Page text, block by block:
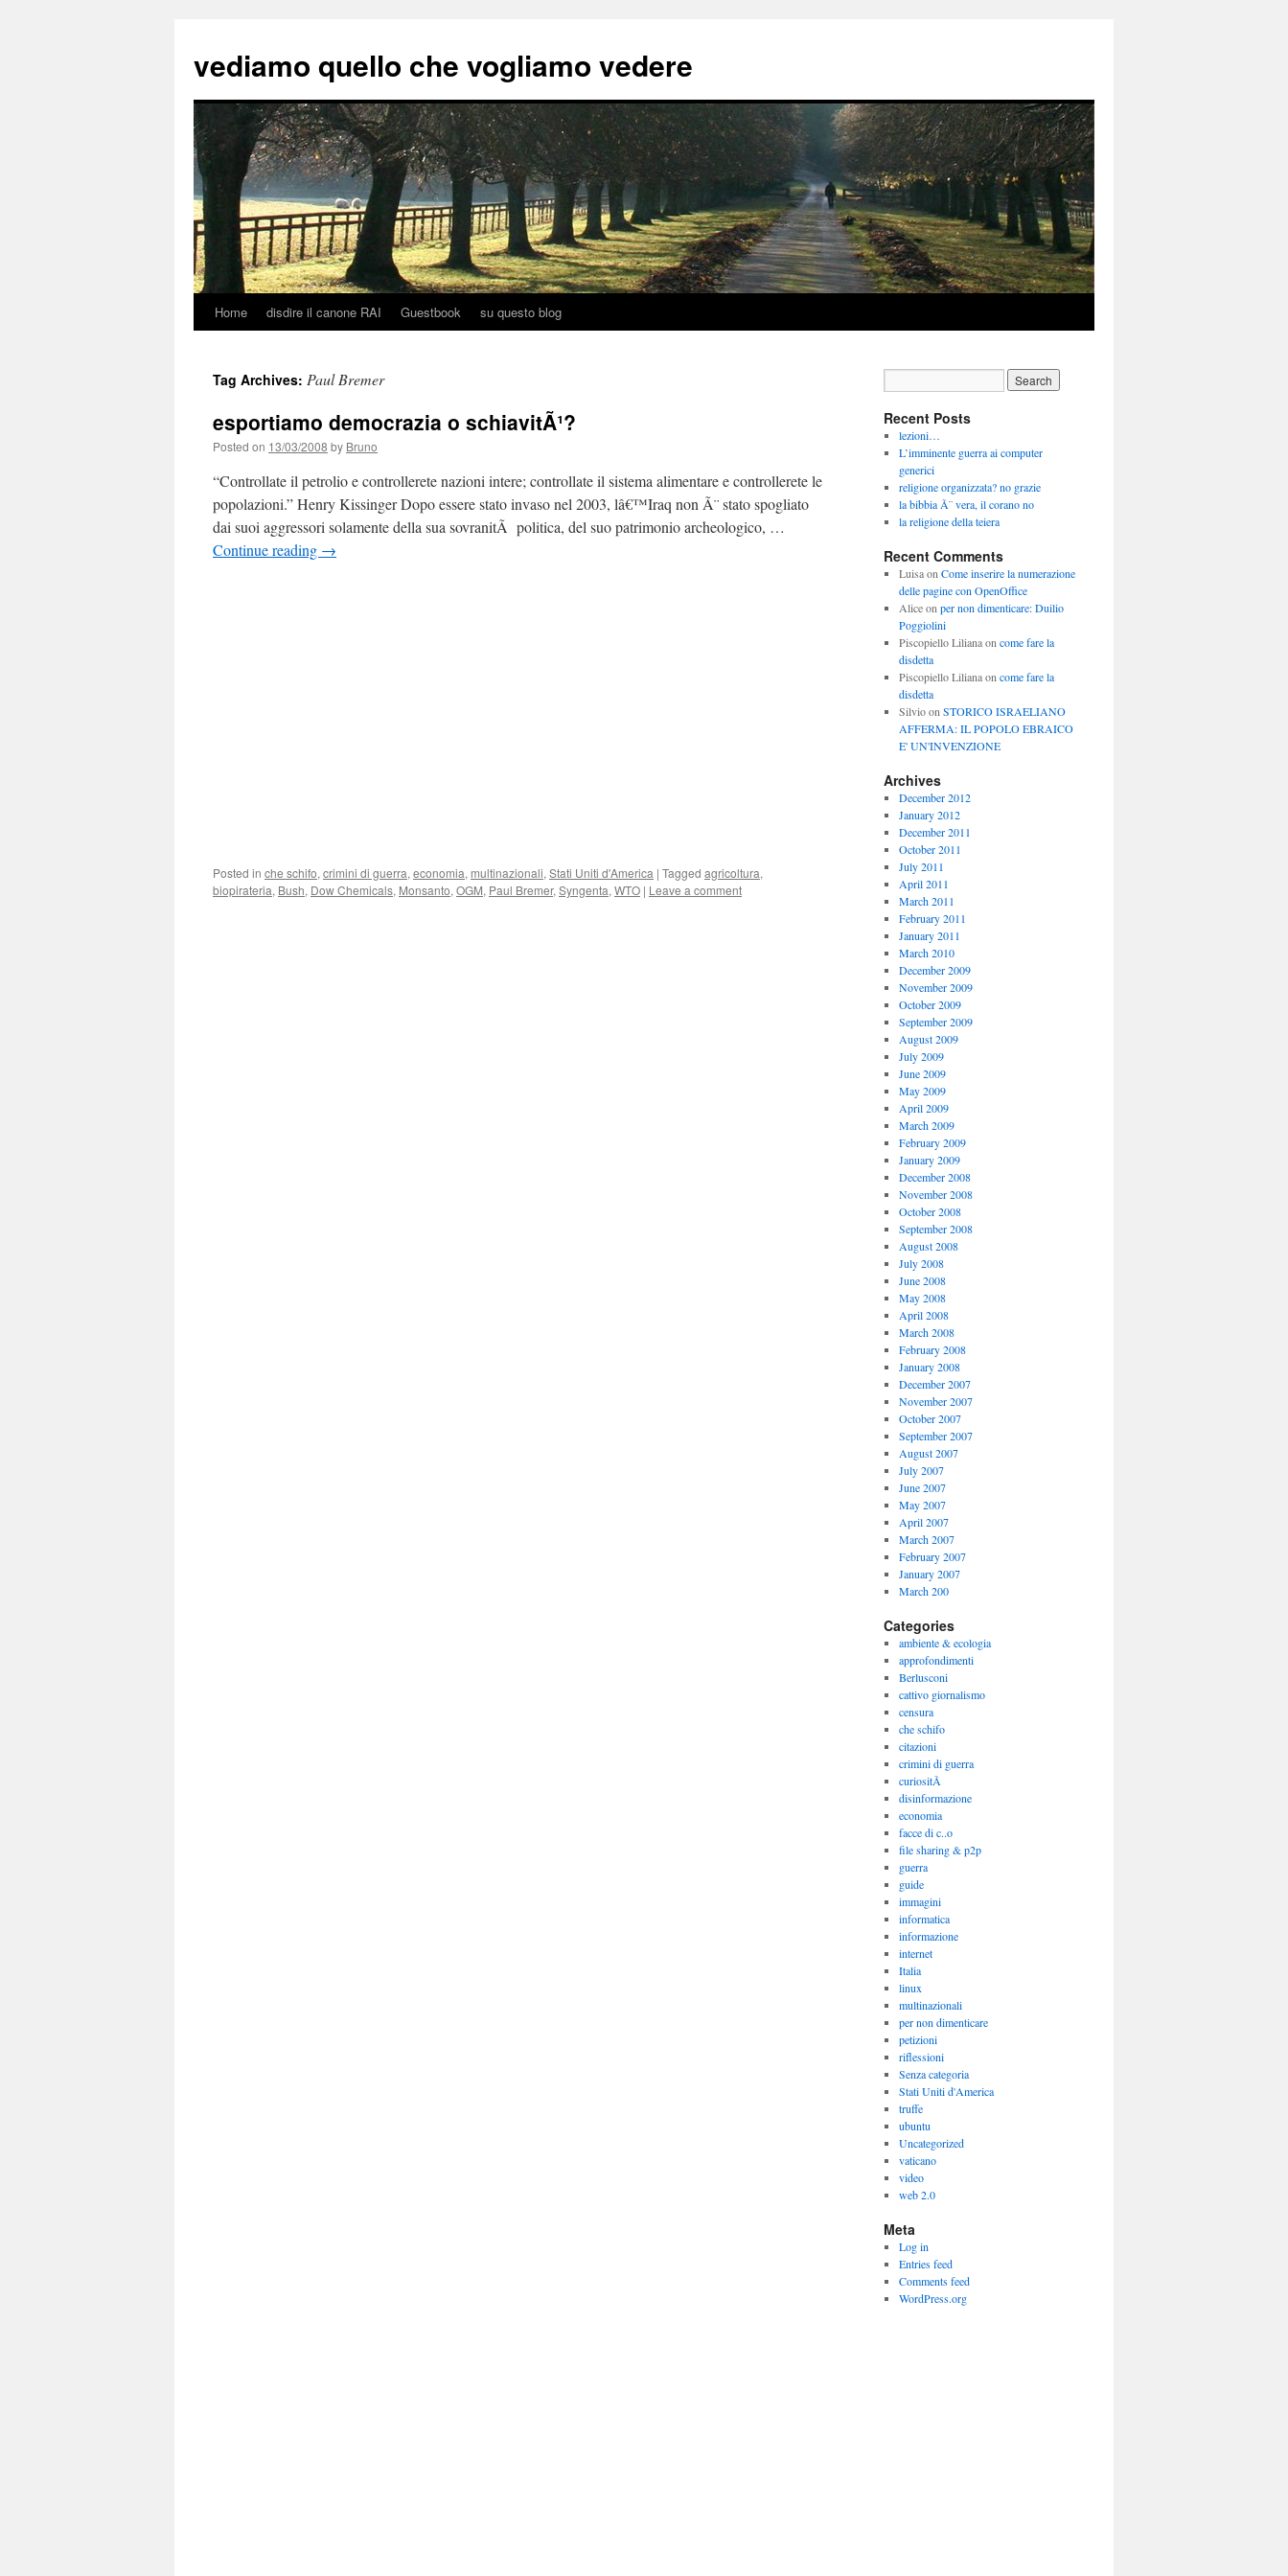
vediamo quello che vogliamo vedere
Skip
content
Home disdire il canone RAI Guestbook su questo blog
Tag Archives: Paul Bremer
esportiamo democrazia o schiavitÃ¹?
Posted on 13/03/2008 by Bruno
“Controllate il petrolio e controllerete nazioni intere; controllate il sistema alimentare e controllerete le
popolazioni.” Henry Kissinger Dopo essere stato invaso nel 2003, lâ€™Iraq non Ã¨ stato spogliato
dai suoi aggressori solamente della sua sovranitÃ politica, del suo patrimonio archeologico, …
Continue reading →
Posted in che schifo, crimini di guerra, economia, multinazionali, Stati Uniti d'America | Tagged agricoltura,
biopirateria, Bush, Dow Chemicals, Monsanto, OGM, Paul Bremer, Syngenta, WTO | Leave a comment
Recent Posts
lezioni…
L’imminente guerra ai computer
generici
religione organizzata? no grazie
la bibbia Ã¨ vera, il corano no
la religione della teiera
Recent Comments
Luisaon Come inserire la numerazione
delle pagine con OpenOffice
Aliceon per non dimenticare: Duilio
Poggiolini
Piscopiello Lilianaon come fare la
disdetta
Piscopiello Lilianaon come fare la
disdetta
Silvioon STORICO ISRAELIANO
AFFERMA: IL POPOLO EBRAICO
E' UN'INVENZIONE
Archives
December 2012
January 2012
December 2011
October 2011
July 2011
April 2011
March 2011
February 2011
January 2011
March 2010
December 2009
November 2009
October 2009
September 2009
August 2009
July 2009
June 2009
May 2009
April 2009
March 2009
February 2009
January 2009
December 2008
November 2008
October 2008
September 2008
August 2008
July 2008
June 2008
May 2008
April 2008
March 2008
February 2008
January 2008
December 2007
November 2007
October 2007
September 2007
August 2007
July 2007
June 2007
May 2007
April 2007
March 2007
February 2007
January 2007
March 200
Categories
ambiente & ecologia
approfondimenti
Berlusconi
cattivo giornalismo
censura
che schifo
citazioni
crimini di guerra
curiositÃ
disinformazione
economia
facce di c..o
file sharing & p2p
guerra
guide
immagini
informatica
informazione
internet
Italia
linux
multinazionali
per non dimenticare
petizioni
riflessioni
Senza categoria
Stati Uniti d'America
truffe
ubuntu
Uncategorized
vaticano
video
web 2.0
Meta
Log in
Entries feed
Comments feed
WordPress.org